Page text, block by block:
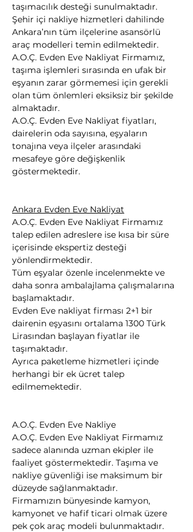
taşımacılık desteği sunulmaktadır.
Şehir içi nakliye hizmetleri dahilinde
Ankara’nın tüm ilçelerine asansörlü
araç modelleri temin edilmektedir.
A.O.Ç. Evden Eve Nakliyat Firmamız,
taşıma işlemleri sırasında en ufak bir
eşyanın zarar görmemesi için gerekli
olan tüm önlemleri eksiksiz bir şekilde
almaktadır.
A.O.Ç. Evden Eve Nakliyat fiyatları,
dairelerin oda sayısına, eşyaların
tonajına veya ilçeler arasındaki
mesafeye göre değişkenlik
göstermektedir.
Ankara Evden Eve Nakliyat
A.O.Ç. Evden Eve Nakliyat Firmamız
talep edilen adreslere ise kısa bir süre
içerisinde ekspertiz desteği
yönlendirmektedir.
Tüm eşyalar özenle incelenmekte ve
daha sonra ambalajlama çalışmalarına
başlamaktadır.
Evden Eve nakliyat firması 2+1 bir
dairenin eşyasını ortalama 1300 Türk
Lirasından başlayan fiyatlar ile
taşımaktadır.
Ayrıca paketleme hizmetleri içinde
herhangi bir ek ücret talep
edilmemektedir.
A.O.Ç. Evden Eve Nakliye
A.O.Ç. Evden Eve Nakliyat Firmamız
sadece alanında uzman ekipler ile
faaliyet göstermektedir. Taşıma ve
nakliye güvenliği ise maksimum bir
düzeyde sağlanmaktadır.
Firmamızın bünyesinde kamyon,
kamyonet ve hafif ticari olmak üzere
pek çok araç modeli bulunmaktadır.